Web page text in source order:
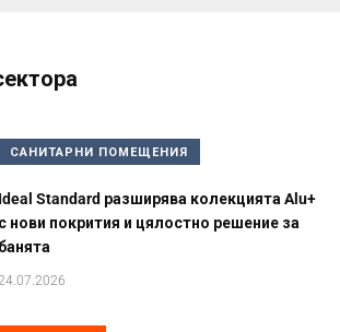
САНИТАРНИ ПОМЕЩЕНИЯ
Ideal Standard разширява колекцията Alu+
с нови покрития и цялостно решение за
банята